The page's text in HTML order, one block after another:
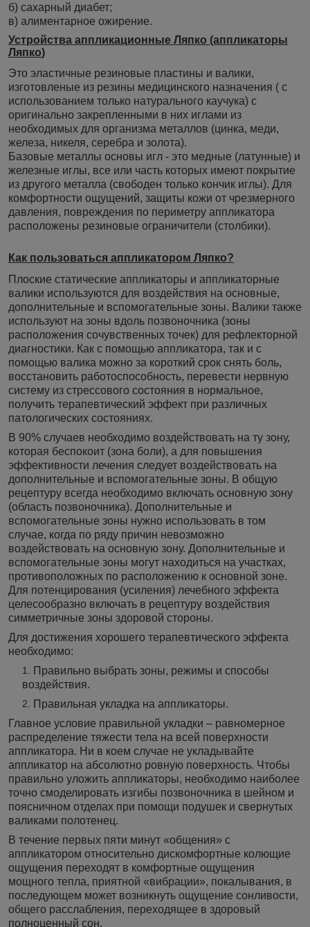
б) сахарный диабет;
в) алиментарное ожирение.
Устройства аппликационные Ляпко (аппликаторы
Ляпко)
Это эластичные резиновые пластины и валики,
изготовленые из резины медицинского назначения ( с
использованием только натурального каучука) с
оригинально закрепленными в них иглами из
необходимых для организма металлов (цинка, меди,
железа, никеля, серебра и золота).
Базовые металлы основы игл - это медные (латунные) и
железные иглы, все или часть которых имеют покрытие
из другого металла (свободен только кончик иглы). Для
комфортности ощущений, защиты кожи от чрезмерного
давления, повреждения по периметру аппликатора
расположены резиновые ограничители (столбики).
Как пользоваться аппликатором Ляпко?
Плоские статические аппликаторы и аппликаторные
валики используются для воздействия на основные,
дополнительные и вспомогательные зоны. Валики также
используют на зоны вдоль позвоночника (зоны
расположения сочувственных точек) для рефлекторной
диагностики. Как с помощью аппликатора, так и с
помощью валика можно за короткий срок снять боль,
восстановить работоспособность, перевести нервную
систему из стрессового состояния в нормальное,
получить терапевтический эффект при различных
патологических состояниях.
В 90% случаев необходимо воздействовать на ту зону,
которая беспокоит (зона боли), а для повышения
эффективности лечения следует воздействовать на
дополнительные и вспомогательные зоны. В общую
рецептуру всегда необходимо включать основную зону
(область позвоночника). Дополнительные и
вспомогательные зоны нужно использовать в том
случае, когда по ряду причин невозможно
воздействовать на основную зону. Дополнительные и
вспомогательные зоны могут находиться на участках,
противоположных по расположению к основной зоне.
Для потенцирования (усиления) лечебного эффекта
целесообразно включать в рецептуру воздействия
симметричные зоны здоровой стороны.
Для достижения хорошего терапевтического эффекта
необходимо:
Правильно выбрать зоны, режимы и способы
воздействия.
Правильная укладка на аппликаторы.
Главное условие правильной укладки – равномерное
распределение тяжести тела на всей поверхности
аппликатора. Ни в коем случае не укладывайте
аппликатор на абсолютно ровную поверхность. Чтобы
правильно уложить аппликаторы, необходимо наиболее
точно смоделировать изгибы позвоночника в шейном и
поясничном отделах при помощи подушек и свернутых
валиками полотенец.
В течение первых пяти минут «общения» с
аппликатором относительно дискомфортные колющие
ощущения переходят в комфортные ощущения
мощного тепла, приятной «вибрации», покалывания, в
последующем может возникнуть ощущение сонливости,
общего расслабления, переходящее в здоровый
полноценный сон.